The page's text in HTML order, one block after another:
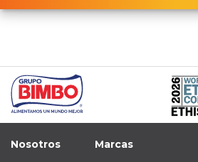
Nosotros Marcas